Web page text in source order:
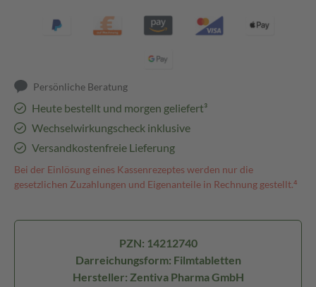
Persönliche Beratung
Heute bestellt und morgen geliefert³
Wechselwirkungscheck inklusive
Versandkostenfreie Lieferung
Bei der Einlösung eines Kassenrezeptes werden nur die
gesetzlichen Zuzahlungen und Eigenanteile in Rechnung gestellt.⁴
PZN: 14212740
Darreichungsform: Filmtabletten
Hersteller: Zentiva Pharma GmbH